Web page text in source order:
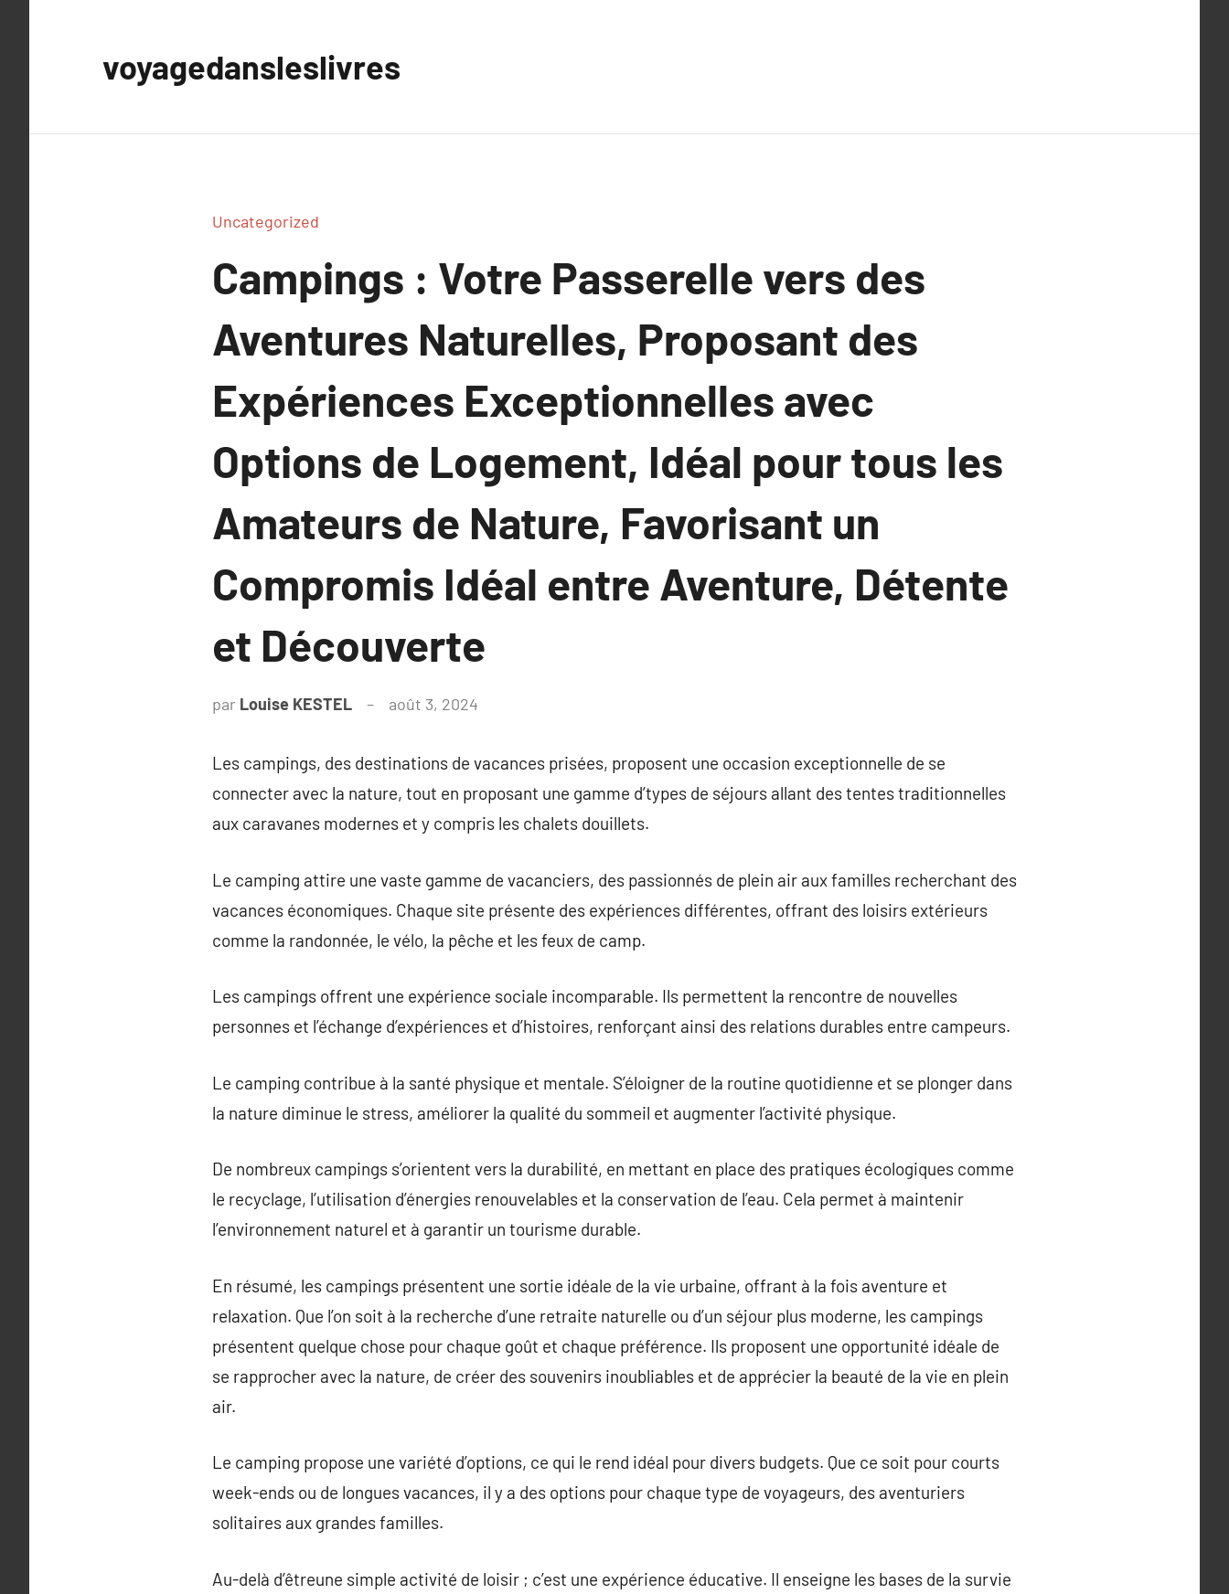
voyagedansleslivres
Uncategorized
Campings : Votre Passerelle vers des
Aventures Naturelles, Proposant des
Expériences Exceptionnelles avec
Options de Logement, Idéal pour tous les
Amateurs de Nature, Favorisant un
Compromis Idéal entre Aventure, Détente
et Découverte
par Louise KESTEL août 3, 2024
Les campings, des destinations de vacances prisées, proposent une occasion exceptionnelle de se
connecter avec la nature, tout en proposant une gamme d’types de séjours allant des tentes traditionnelles
aux caravanes modernes et y compris les chalets douillets.
Le camping attire une vaste gamme de vacanciers, des passionnés de plein air aux familles recherchant des
vacances économiques. Chaque site présente des expériences différentes, offrant des loisirs extérieurs
comme la randonnée, le vélo, la pêche et les feux de camp.
Les campings offrent une expérience sociale incomparable. Ils permettent la rencontre de nouvelles
personnes et l’échange d’expériences et d’histoires, renforçant ainsi des relations durables entre campeurs.
Le camping contribue à la santé physique et mentale. S’éloigner de la routine quotidienne et se plonger dans
la nature diminue le stress, améliorer la qualité du sommeil et augmenter l’activité physique.
De nombreux campings s’orientent vers la durabilité, en mettant en place des pratiques écologiques comme
le recyclage, l’utilisation d’énergies renouvelables et la conservation de l’eau. Cela permet à maintenir
l’environnement naturel et à garantir un tourisme durable.
En résumé, les campings présentent une sortie idéale de la vie urbaine, offrant à la fois aventure et
relaxation. Que l’on soit à la recherche d’une retraite naturelle ou d’un séjour plus moderne, les campings
présentent quelque chose pour chaque goût et chaque préférence. Ils proposent une opportunité idéale de
se rapprocher avec la nature, de créer des souvenirs inoubliables et de apprécier la beauté de la vie en plein
air.
Le camping propose une variété d’options, ce qui le rend idéal pour divers budgets. Que ce soit pour courts
week-ends ou de longues vacances, il y a des options pour chaque type de voyageurs, des aventuriers
solitaires aux grandes familles.
Au-delà d’êtreune simple activité de loisir ; c’est une expérience éducative. Il enseigne les bases de la survie